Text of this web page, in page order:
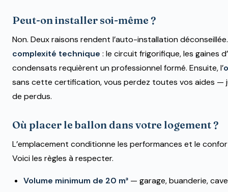
Peut-on installer soi-même ?
Non. Deux raisons rendent l’auto-installation déconseillée.
complexité technique : le circuit frigorifique, les gaines
condensats requièrent un professionnel formé. Ensuite, l’
sans cette certification, vous perdez toutes vos aides —
de perdus.
Où placer le ballon dans votre logement ?
L’emplacement conditionne les performances et le
Voici les règles à respecter.
Volume minimum de 20 m³ — garage, buanderie,